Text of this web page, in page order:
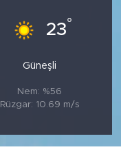
23°
Güneşli
Nem: %56
Rüzgar: 10.69 m/s